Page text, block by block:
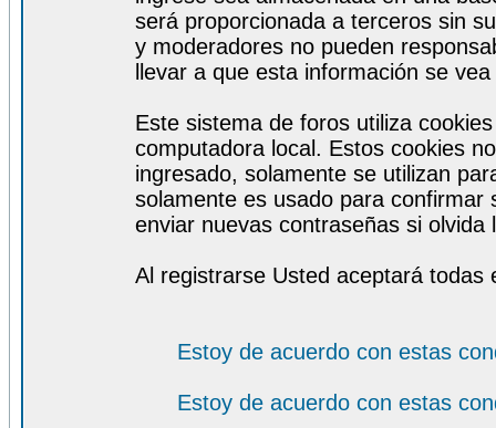
será proporcionada a terceros sin
y moderadores no pueden
llevar a que esta información se
Este sistema de foros utiliza
computadora local. Estos cookies
ingresado, solamente se utilizan
solamente es usado para
enviar nuevas contraseñas si olvida
Al registrarse Usted aceptará todas
Estoy de acuerdo con estas
Estoy de acuerdo con estas